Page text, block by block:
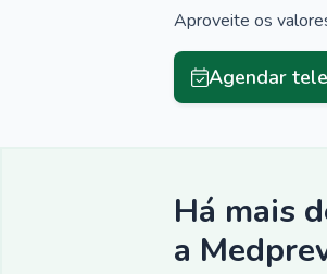
Aproveite os
Agendar
Há mais
a